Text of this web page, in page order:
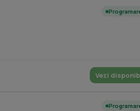
Vezi